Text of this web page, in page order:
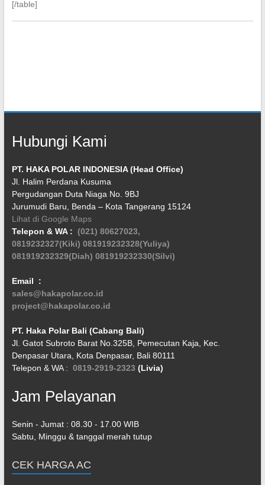
[/table]
Hubungi Kami
PT. HAKA POLAR INDONESIA (Head Office)
Jl. Halim Perdana Kusuma
Pergudangan Duta Niaga No. 9BJ
Jurumudi Baru, Benda – Kota Tangerang 15124
Lihat di Google Maps
Telepon & WA : (021) 80627023,
0819232327(Kiki) 081919232328(Yuliya)
081919232329(Diah) 081919232330(Silvi)
Email :
sales@hakapolar.co.id
project@hakapolar.co.id
PT. Haka Polar Bali (Cabang Bali)
Jl. Gatot Subroto Barat No.325B, Pemecutan Kaja, Kec.
Denpasar Utara, Kota Denpasar, Bali 80111
Telepon & WA : 0819-2919-2323 (Livia)
Jam Pelayanan
Senin - Jumat : 08.30 - 17.00 WIB
Sabtu, Minggu & tanggal merah tutup
CEK HARGA AC